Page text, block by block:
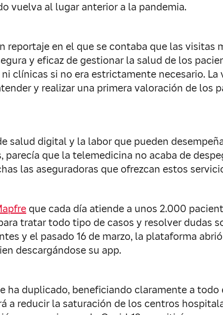
vuelva al lugar anterior a la pandemia.
reportaje en el que se contaba que las visitas
y eficaz de gestionar la salud de los
clínicas si no era estrictamente necesario. La
y realizar una primera valoración de los
salud digital y la labor que pueden
que la telemedicina no acaba de
las aseguradoras que ofrezcan estos
que cada día atiende a unos 2.000
tratar todo tipo de casos y resolver dudas
y el pasado 16 de marzo, la plataforma
descargándose su app.
duplicado, beneficiando claramente a todo
a reducir la saturación de los centros